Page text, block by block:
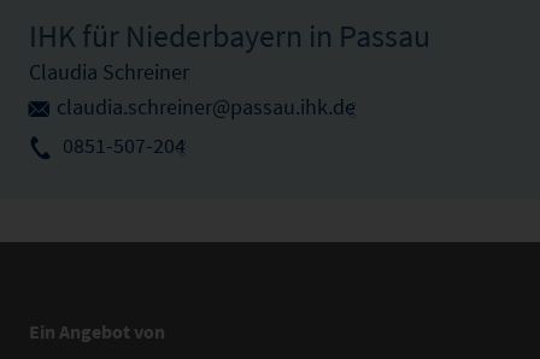
IHK für Niederbayern in Passau
Claudia Schreiner
claudia.schreiner@passau.ihk.de
0851-507-204
Ein Angebot von